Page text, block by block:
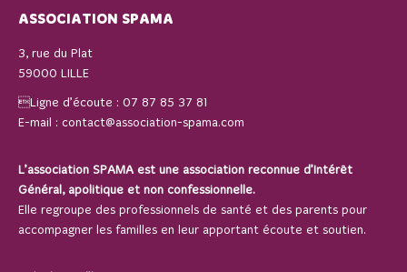
ASSOCIATION SPAMA
3, rue du Plat
59000 LILLE
Ligne d’écoute : 07 87 85 37 81
E-mail : contact@association-spama.com
L’association SPAMA est une association reconnue d’Intérêt
Général, apolitique et non confessionnelle.
Elle regroupe des professionnels de santé et des parents pour
accompagner les familles en leur apportant écoute et soutien.